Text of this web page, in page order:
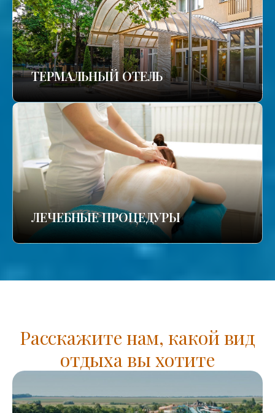
ТЕРМАЛЬНЫЙ ОТЕЛЬ
ЛЕЧЕБНЫЕ ПРОЦЕДУРЫ
Расскажите нам, какой вид
отдыха вы хотите